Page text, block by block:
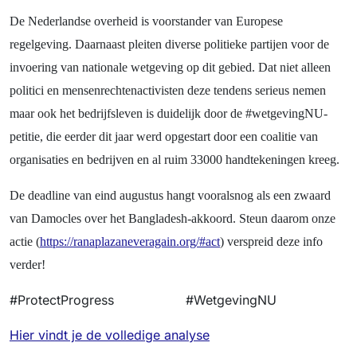
De Nederlandse overheid is voorstander van Europese
regelgeving. Daarnaast pleiten diverse politieke partijen voor de
invoering van nationale wetgeving op dit gebied. Dat niet alleen
politici en mensenrechtenactivisten deze tendens serieus nemen
maar ook het bedrijfsleven is duidelijk door de #wetgevingNU-
petitie, die eerder dit jaar werd opgestart door een coalitie van
organisaties en bedrijven en al ruim 33000 handtekeningen kreeg.
De deadline van eind augustus hangt vooralsnog als een zwaard
van Damocles over het Bangladesh-akkoord. Steun daarom onze
actie (https://ranaplazaneveragain.org/#act) verspreid deze info
verder!
#ProtectProgress #WetgevingNU
Hier vindt je de volledige analyse